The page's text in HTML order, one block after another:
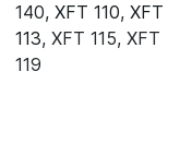
140, XFT 110, XFT
113, XFT 115, XFT
119